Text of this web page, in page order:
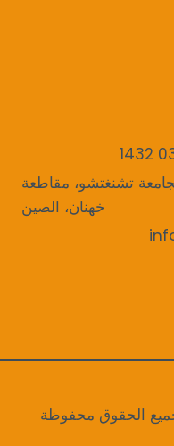
تشنغتشو، مقاطعة
خهنان، الصين